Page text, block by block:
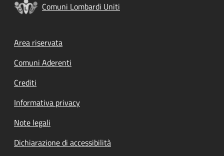
Comuni Lombardi Uniti
Footer menu
Area riservata
Comuni Aderenti
Crediti
Informativa privacy
Note legali
Dichiarazione di accessibilità